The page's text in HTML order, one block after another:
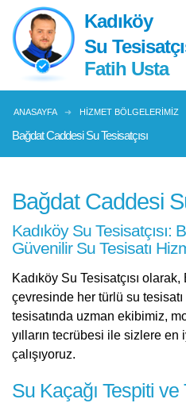
Kadıköy
Su
Fatih Usta
ANASAYFA HIZMET BÖLGELERIMIZ
Bağdat Caddesi Su Tesisatçısı
Bağdat Caddesi
Kadıköy Su Tesisatçısı:
Güvenilir Su Tesisatı
Kadıköy Su Tesisatçısı
çevresinde her türlü su
tesisatında uzman ekibimiz,
yılların tecrübesi ile sizlere
çalışıyoruz.
Su Kaçağı Tespiti ve